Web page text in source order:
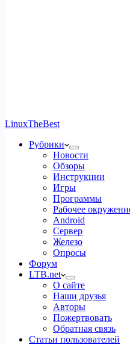
LinuxTheBest
Рубрики
Новости
Обзоры
Инструкции
Игры
Программы
Рабочее
Android
Сервер
Железо
Опросы
Форум
LTB.net
О сайте
Наши друзья
Авторы
Пожертвовать
Обратная связь
Статьи пользователей